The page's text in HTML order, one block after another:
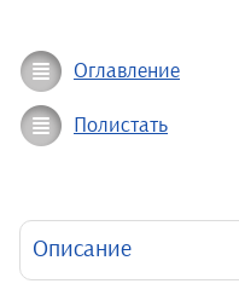
Оглавление
Полистать
Описание